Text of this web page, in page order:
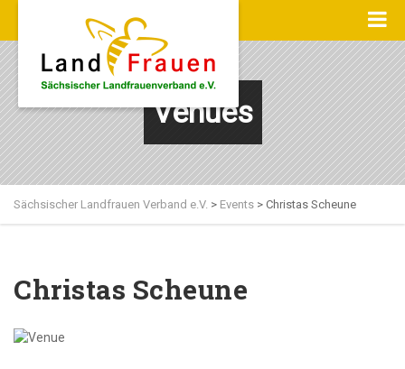
Venues
Sächsischer Landfrauen Verband e.V. > Events > Christas Scheune
Christas Scheune